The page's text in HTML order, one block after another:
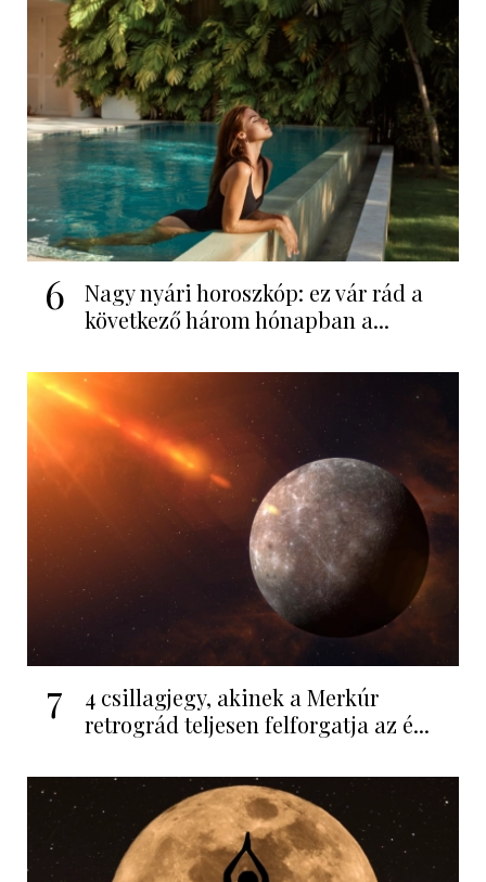
6
Nagy nyári horoszkóp: ez vár rád a
következő három hónapban a...
7
4 csillagjegy, akinek a Merkúr
retrográd teljesen felforgatja az é...